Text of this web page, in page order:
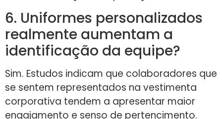
6. Uniformes personalizados
realmente aumentam a
identificação da equipe?
Sim. Estudos indicam que colaboradores que
se sentem representados na vestimenta
corporativa tendem a apresentar maior
engajamento e senso de pertencimento.